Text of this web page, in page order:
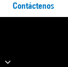
Contáctenos